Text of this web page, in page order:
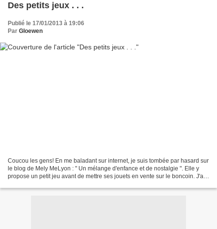
Des petits jeux . . .
Publié le 17/01/2013 à 19:06
Par Gloewen
Coucou les gens! En me baladant sur internet, je suis tombée par hasard sur
le blog de Mely MeLyon : " Un mélange d'enfance et de nostalgie ". Elle y
propose un petit jeu avant de mettre ses jouets en vente sur le boncoin. J'ai